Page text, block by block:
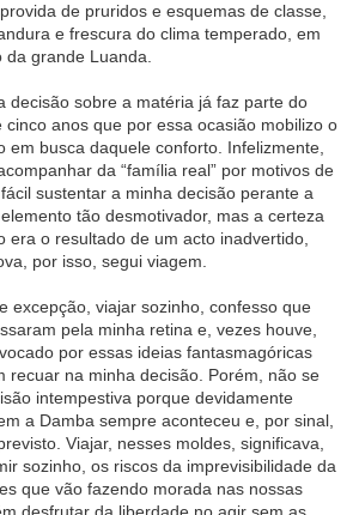
de pruridos e esquemas de classe,
e frescura do clima temperado, em
grande Luanda.
decisão sobre a matéria já faz parte do
cinco anos que por essa ocasião mobilizo o
em busca daquele conforto. Infelizmente,
da “família real” por motivos de
sustentar a minha decisão perante a
tão desmotivador, mas a certeza
era o resultado de um acto inadvertido,
por isso, segui viagem.
excepção, viajar sozinho, confesso que
pela minha retina e, vezes houve,
por essas ideias fantasmagóricas
recuar na minha decisão. Porém, não se
intempestiva porque devidamente
a Damba sempre aconteceu e, por sinal,
Viajar, nesses moldes, significava,
sozinho, os riscos da imprevisibilidade da
que vão fazendo morada nas nossas